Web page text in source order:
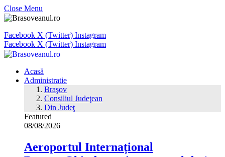
Close Menu
Facebook X (Twitter) Instagram
Facebook X (Twitter) Instagram
Acasă
Administratie
Braşov
Consiliul Judeţean
Din Judeţ
Featured
08/08/2026
Aeroportul Internațional